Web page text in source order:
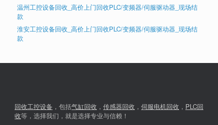
温州工控设备回收_高价上门回收PLC/变频器/伺服驱动器_现场结
款
淮安工控设备回收_高价上门回收PLC/变频器/伺服驱动器_现场结
款
回收工控设备 ，包括气缸回收 ， 传感器回收 ， 伺服电机回收 ， PLC回
收等，选择我们，就是选择专业与信赖！